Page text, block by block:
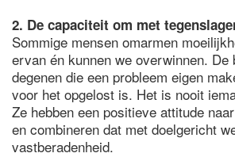
2. De capaciteit om met
Sommige mensen omarmen
ervan én kunnen we overwinnen.
degenen die een probleem eigen
voor het opgelost is. Het is nooit
Ze hebben een positieve attitude
en combineren dat met doelgericht
vastberadenheid.